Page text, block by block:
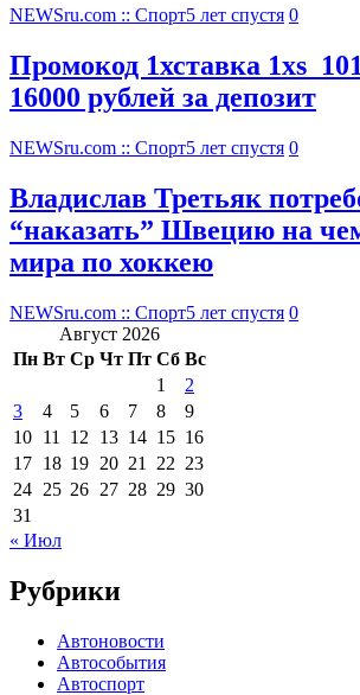
NEWSru.com :: Спорт5 лет спустя 0
Промокод 1хставка
16000 рублей за депозит
NEWSru.com :: Спорт5 лет спустя 0
Владислав Третьяк
“наказать” Швецию на
мира по хоккею
NEWSru.com :: Спорт5 лет спустя 0
Август 2026
Пн Вт Ср Чт Пт Сб Вс
1
2
3
4 5 6 7 8
9
10 11 12 13 14 15 16
17 18 19 20 21 22 23
24 25 26 27 28 29 30
31
« Июл
Рубрики
Автоновости
Автособытия
Автоспорт